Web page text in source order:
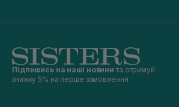
Підпишись на наші новини та отримуй
знижку 5% на перше замовлення